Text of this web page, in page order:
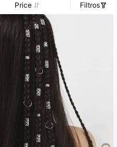
Price Filtros